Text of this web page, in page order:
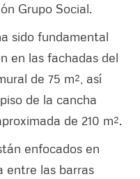
Grupo Social.
sido fundamental
en las fachadas del
de 75 m², así
de la cancha
de 210 m².
enfocados en
entre las barras